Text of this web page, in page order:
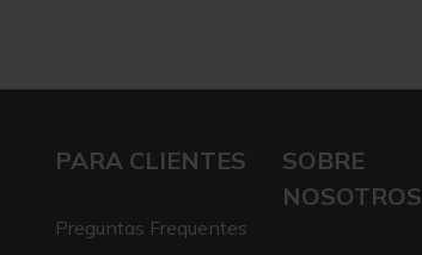
PARA CLIENTES
Preguntas Frequentes
SOBRE
NOSOTROS